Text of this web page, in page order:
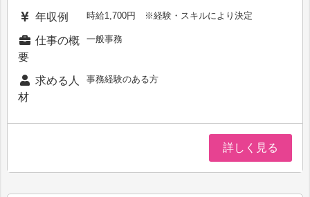
年収例 時給1,700円 ※経験・スキルにより決定
仕事の概
要
一般事務
求める人
材
事務経験のある方
詳しく見る